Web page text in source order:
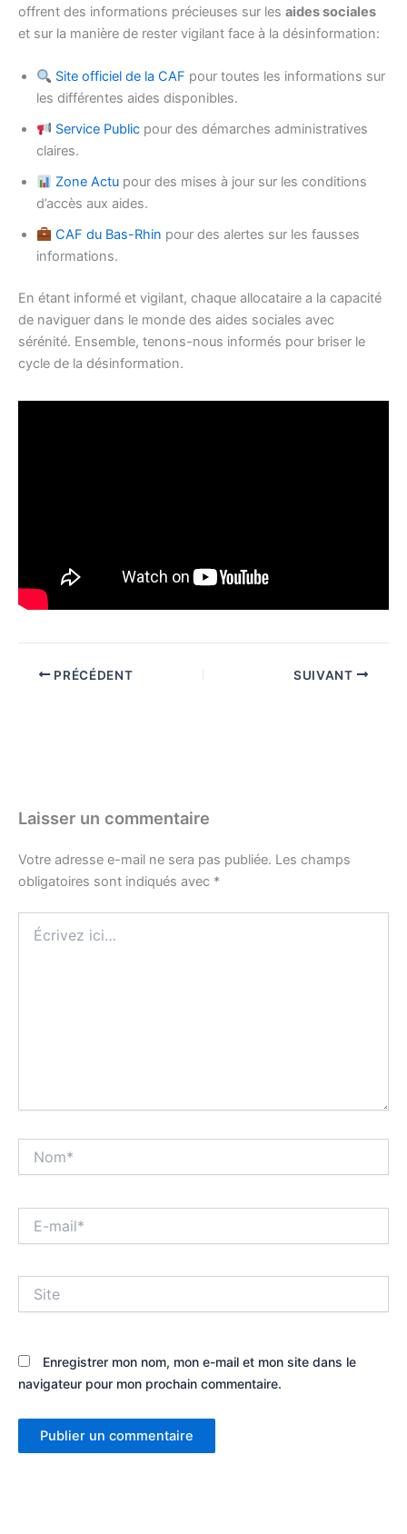
offrent des informations précieuses sur les aides sociales
et sur la manière de rester vigilant face à la désinformation:
Site officiel de la CAF pour toutes les informations sur
les différentes aides disponibles.
Service Publicpour des démarches administratives
claires.
Zone Actupour des mises à jour sur les conditions
d’accès aux aides.
CAF du Bas-Rhin pour des alertes sur les fausses
informations.
En étant informé et vigilant, chaque allocataire a la capacité
de naviguer dans le monde des aides sociales avec
sérénité. Ensemble, tenons-nous informés pour briser le
cycle de la désinformation.
PRÉCÉDENT SUIVANT
Laisser un commentaire
Votre adresse e-mail ne sera pas publiée. Les champs
obligatoires sont indiqués avec *
ici…
mail*
Enregistrer mon nom, mon e-mail et mon site dans le
navigateur pour mon prochain commentaire.